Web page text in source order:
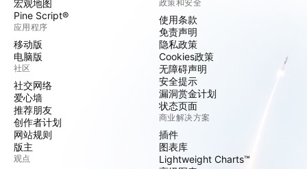
宏观地图
Pine Script®
应用程序
移动版
电脑版
社区
社交网络
爱心墙
推荐朋友
创作者计划
网站规则
版主
观点
政策和安全
使用条款
免责声明
隐私政策
Cookies政策
无障碍声明
安全提示
漏洞赏金计划
状态页面
商业解决方案
插件
图表库
Lightweight Charts™